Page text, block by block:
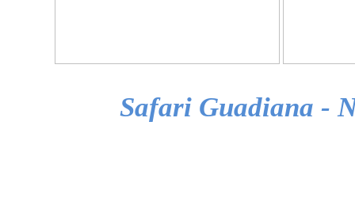
Safari Guadiana -